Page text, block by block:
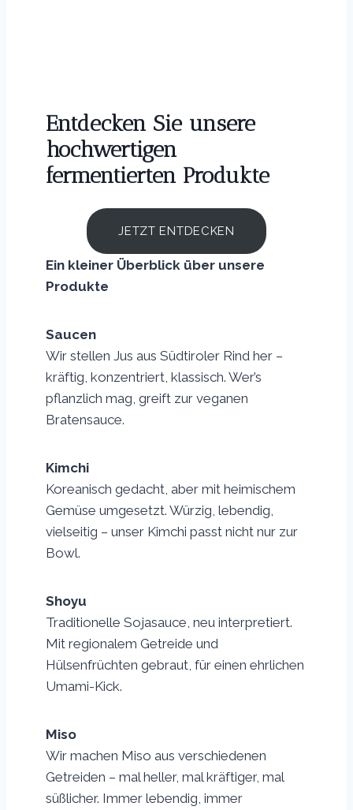
Entdecken Sie unsere
hochwertigen
fermentierten Produkte
JETZT ENTDECKEN
Ein kleiner Überblick über unsere
Produkte
Saucen
Wir stellen Jus aus Südtiroler Rind her –
kräftig, konzentriert, klassisch. Wer’s
pflanzlich mag, greift zur veganen
Bratensauce.
Kimchi
Koreanisch gedacht, aber mit heimischem
Gemüse umgesetzt. Würzig, lebendig,
vielseitig – unser Kimchi passt nicht nur zur
Bowl.
Shoyu
Traditionelle Sojasauce, neu interpretiert.
Mit regionalem Getreide und
Hülsenfrüchten gebraut, für einen ehrlichen
Umami-Kick.
Miso
Wir machen Miso aus verschiedenen
Getreiden – mal heller, mal kräftiger, mal
süßlicher. Immer lebendig, immer